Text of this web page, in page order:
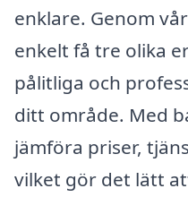
enklare. Genom
enkelt få tre olika
pålitliga och
ditt område. Med
jämföra priser,
vilket gör det lätt